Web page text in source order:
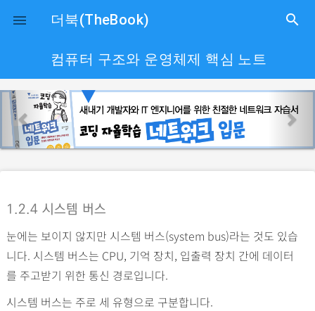
close
 더북(TheBook) search
컴퓨터 구조와 운영체제 핵심 노트
p
r
e
u
s
e
1.2.4 시스템 버스
눈에는 보이지 않지만 시스템 버스(system bus)라는 것도 있습
니다. 시스템 버스는 CPU, 기억 장치, 입출력 장치 간에 데이터
를 주고받기 위한 통신 경로입니다.
시스템 버스는 주로 세 유형으로 구분합니다.